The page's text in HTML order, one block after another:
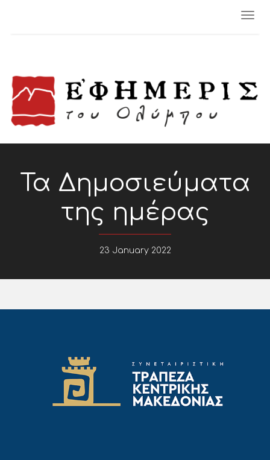
Τα Δημοσιεύματα
της ημέρας
23 January 2022